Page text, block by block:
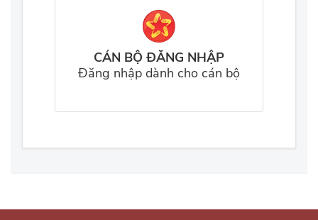
CÁN BỘ ĐĂNG NHẬP
Đăng nhập dành cho cán bộ